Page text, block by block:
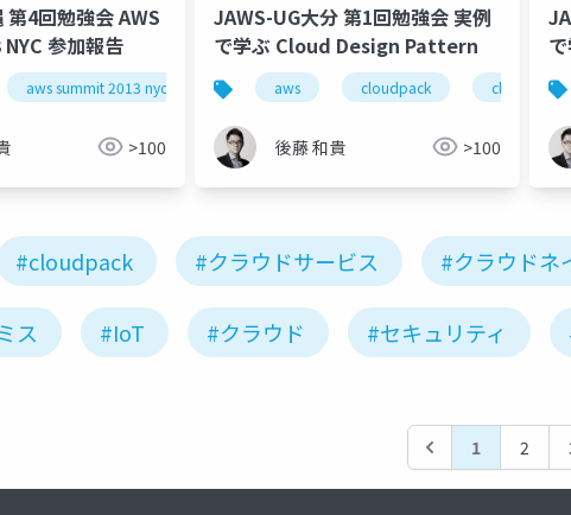
回勉強会 AWS
参加報告
aws summit 2013 nyc cloudpack jaws-ug
>100
JAWS-UG大分 第1回勉強会 実例
で学ぶ Cloud Design Pattern
aws cloudpack cloud
後藤 和貴 >100
#cloudpack #クラウドサービス #クラウドネ
ス #IoT #クラウド #セキュリティ
1 2